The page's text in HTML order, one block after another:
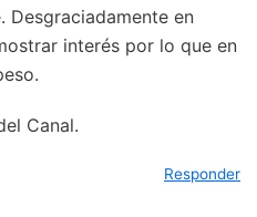
Desgraciadamente en
interés por lo que en
Canal.
Responder